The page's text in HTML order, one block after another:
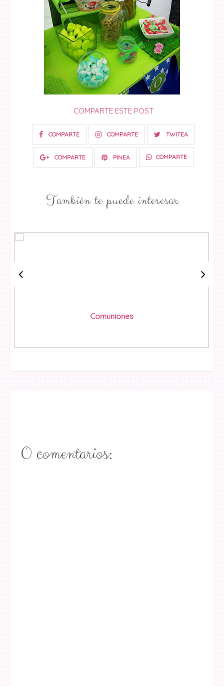
COMPARTE ESTE POST
COMPARTE COMPARTE TWITEA
COMPARTE PINEA COMPARTE
También te puede interesar
Comuniones
0 comentarios: